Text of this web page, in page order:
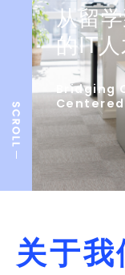
从留
的IT
Bridging
关于我